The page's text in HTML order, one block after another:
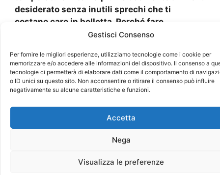
Gestisci Consenso
Per fornire le migliori esperienze, utilizziamo tecnologie come i cookie per
memorizzare e/o accedere alle informazioni del dispositivo. Il consenso a
tecnologie ci permetterà di elaborare dati come il comportamento di
o ID unici su questo sito. Non acconsentire o ritirare il consenso può influire
negativamente su alcune caratteristiche e funzioni.
Accetta
Nega
Visualizza le preferenze
desiderato senza inutili sprechi che ti
costano caro in bolletta. Perché fare
affidamento su di noiAlcuni potrebbero
nostra ditta di Manutenzione CaldaieBaxipoiché
ci sono moltissime altre ditte e termotecniche in
questo ambito.
Le ragioni per cui anche tu dovresti farlo sono
molte ma affidarti ad Ditta manutenzione
tristi eventi. Come quelle operazioni descritte
sopra, ma lasciati consigliare da amici e
parenti in zona che di sicuro hanno già